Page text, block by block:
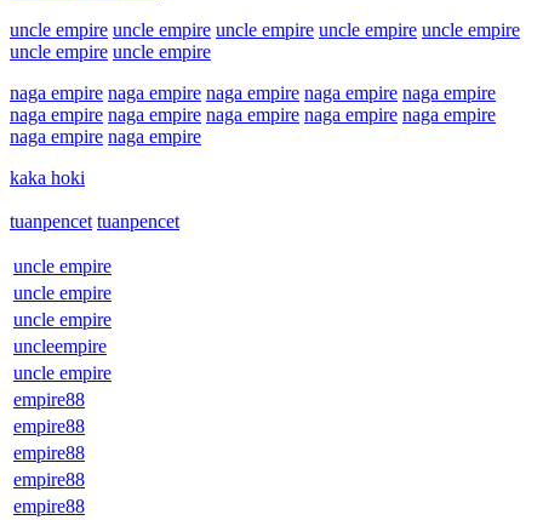
uncle empire uncle empire uncle empire uncle empire uncle empire
uncle empire uncle empire
naga empire naga empire naga empire naga empire naga empire
naga empire naga empire naga empire naga empire naga empire
naga empire naga empire
kaka hoki
tuanpencet tuanpencet
uncle empire
uncle empire
uncle empire
uncleempire
uncle empire
empire88
empire88
empire88
empire88
empire88